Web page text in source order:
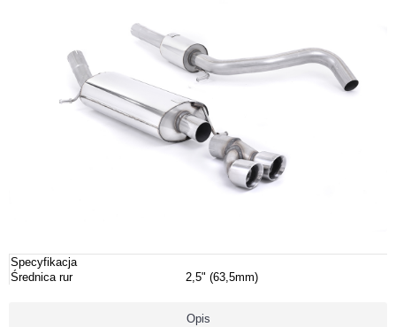
Specyfikacja
Średnica rur
2,5" (63,5mm)
Opis